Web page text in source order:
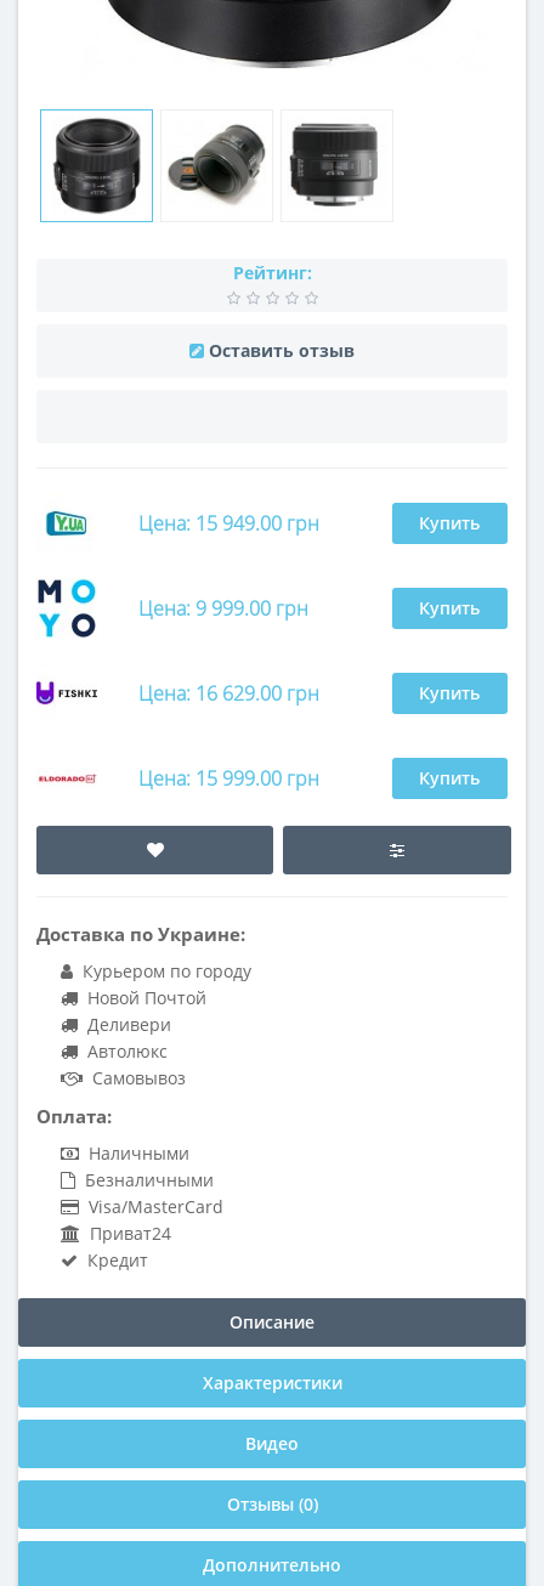
Рейтинг:
Оставить отзыв
Цена: 15 949.00 грн Купить
Цена: 9 999.00 грн Купить
Цена: 16 629.00 грн Купить
Цена: 15 999.00 грн Купить
Доставка по Украине:
Курьером по городу
Новой Почтой
Деливери
Автолюкс
Самовывоз
Оплата:
Наличными
Безналичными
Visa/MasterCard
Приват24
Кредит
Описание
Характеристики
Видео
Отзывы (0)
Дополнительно